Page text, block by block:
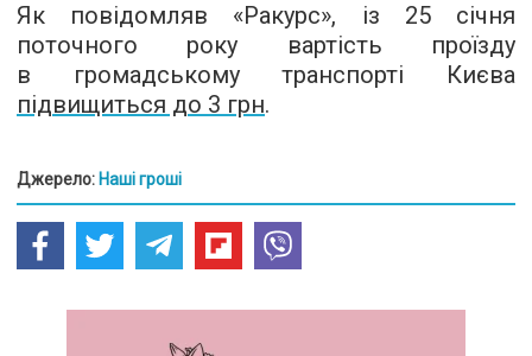
Як повідомляв «Ракурс», із 25 січня
поточного року вартість проїзду
в громадському транспорті Києва
підвищиться до 3 грн.
Джерело: Наші гроші